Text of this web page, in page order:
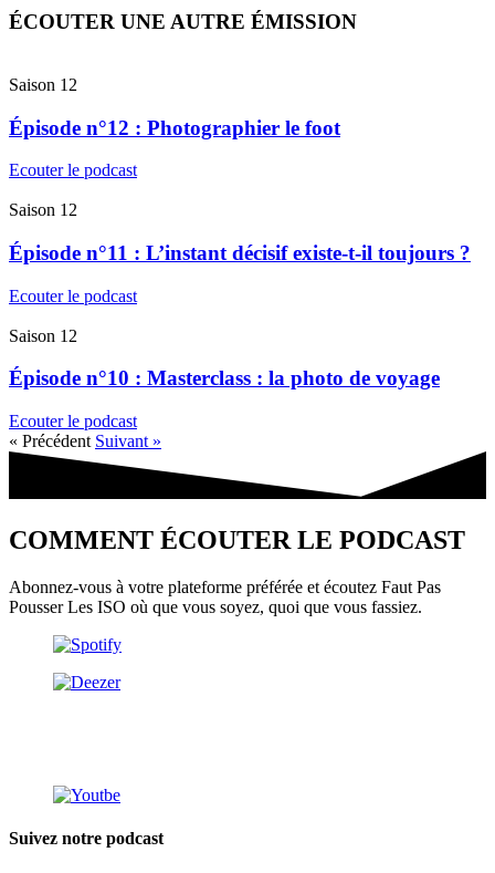
ÉCOUTER UNE AUTRE ÉMISSION
Saison 12
Épisode n°12 : Photographier le foot
Ecouter le podcast
Saison 12
Épisode n°11 : L’instant décisif existe-t-il toujours ?
Ecouter le podcast
Saison 12
Épisode n°10 : Masterclass : la photo de voyage
Ecouter le podcast
« Précédent Suivant »
COMMENT ÉCOUTER LE PODCAST
Abonnez-vous à votre plateforme préférée et écoutez Faut Pas
Pousser Les ISO où que vous soyez, quoi que vous fassiez.
Suivez notre podcast